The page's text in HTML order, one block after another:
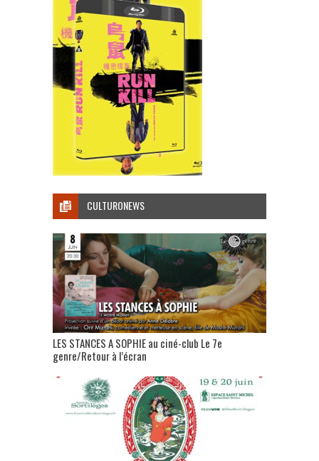
CULTURONEWS
LES STANCES A SOPHIE au ciné-club Le 7e
genre/Retour à l’écran